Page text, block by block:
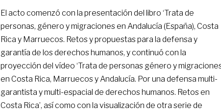
El acto comenzó con la presentación del libro ‘Trata de
personas, género y migraciones en Andalucía (España), Costa
Rica y Marruecos. Retos y propuestas para la defensa y
garantía de los derechos humanos, y continuó con la
proyección del vídeo ‘Trata de personas género y
en Costa Rica, Marruecos y Andalucía. Por una defensa multi-
garantista y multi-espacial de derechos humanos. Retos en
Costa Rica’, así como con la visualización de otra serie de